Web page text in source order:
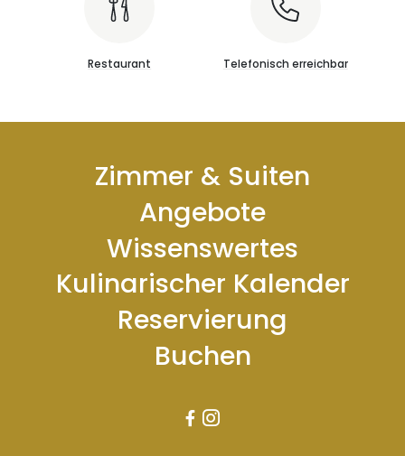
Restaurant Telefonisch erreichbar
Zimmer & Suiten
Angebote
Wissenswertes
Kulinarischer Kalender
Reservierung
Buchen
 